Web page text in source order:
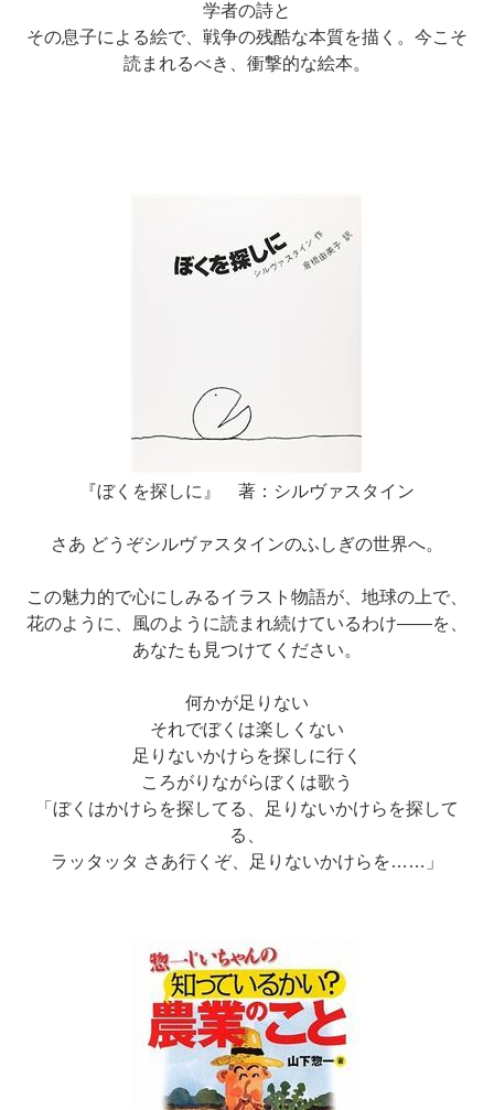
学者の詩と
その息子による絵で、戦争の残酷な本質を描く。今こそ
読まれるべき、衝撃的な絵本。
『ぼくを探しに』 著：シルヴァスタイン
さあ どうぞシルヴァスタインのふしぎの世界へ。
この魅力的で心にしみるイラスト物語が、地球の上で、
花のように、風のように読まれ続けているわけ――を、
あなたも見つけてください。
何かが足りない
それでぼくは楽しくない
足りないかけらを探しに行く
ころがりながらぼくは歌う
「ぼくはかけらを探してる、足りないかけらを探して
る、
ラッタッタ さあ行くぞ、足りないかけらを……」